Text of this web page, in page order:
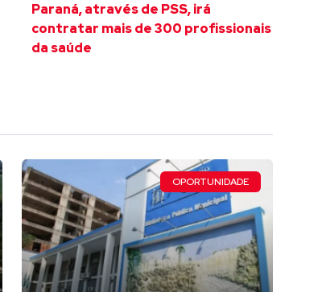
Paraná, através de PSS, irá
contratar mais de 300 profissionais
da saúde
OPORTUNIDADE